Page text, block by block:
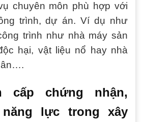
chuyên môn phù hợp với
trình, dự án. Ví dụ như
trình như nhà máy sản
hại, vật liệu nổ hay nhà
cấp chứng nhận,
lực trong xây